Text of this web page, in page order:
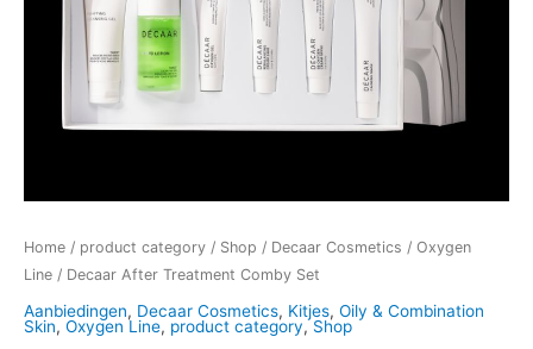
Home / product category / Shop / Decaar Cosmetics / Oxygen
Line / Decaar After Treatment Comby Set
Aanbiedingen, Decaar Cosmetics, Kitjes, Oily & Combination
Skin, Oxygen Line, product category,Shop